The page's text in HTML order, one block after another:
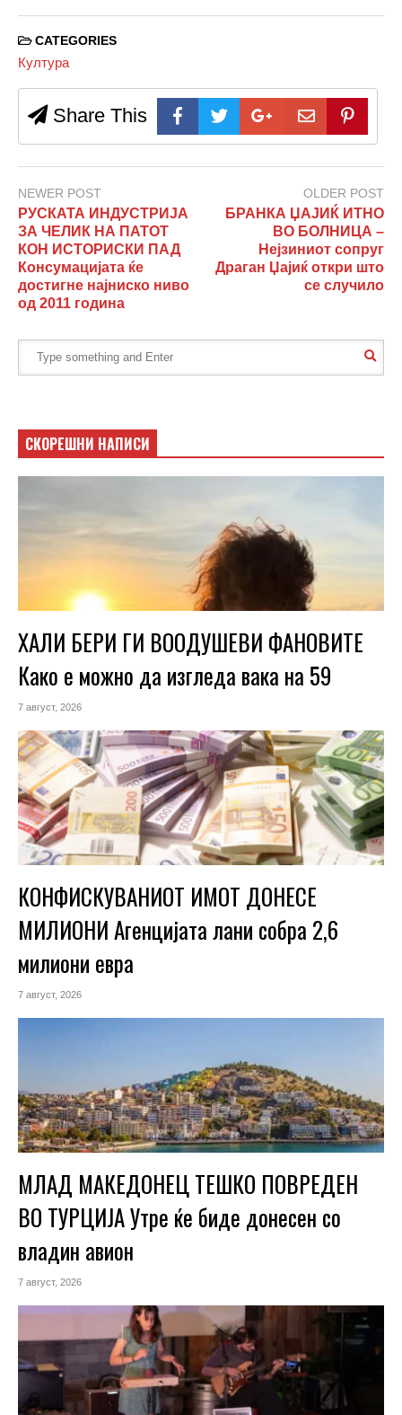
CATEGORIES
Култура
Share This
NEWER POST
РУСКАТА ИНДУСТРИЈА
ЗА ЧЕЛИК НА ПАТОТ
КОН ИСТОРИСКИ ПАД
Консумацијата ќе
достигне најниско ниво
од 2011 година
OLDER POST
БРАНКА ЏАЈИЌ ИТНО
ВО БОЛНИЦА –
Нејзиниот сопруг
Драган Џајиќ откри што
се случило
СКОРЕШНИ НАПИСИ
ХАЛИ БЕРИ ГИ ВООДУШЕВИ ФАНОВИТЕ
Како е можно да изгледа вака на 59
7 август, 2026
КОНФИСКУВАНИОТ ИМОТ ДОНЕСЕ
МИЛИОНИ Агенцијата лани собра 2,6
милиони евра
7 август, 2026
МЛАД МАКЕДОНЕЦ ТЕШКО ПОВРЕДЕН
ВО ТУРЦИЈА Утре ќе биде донесен со
владин авион
7 август, 2026